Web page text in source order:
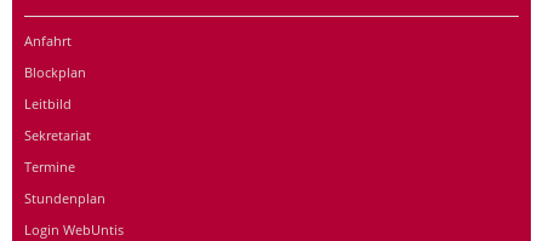
Anfahrt
Blockplan
Leitbild
Sekretariat
Termine
Stundenplan
Login WebUntis